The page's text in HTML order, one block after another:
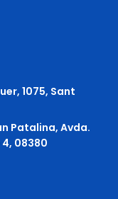
1075, Sant
Patalina, Avda.
4, 08380